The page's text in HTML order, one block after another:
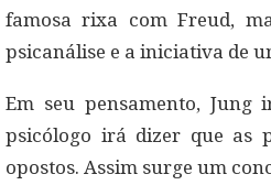
famosa rixa com Freud,
psicanálise e a iniciativa de
Em seu pensamento,
psicólogo irá dizer que as
opostos. Assim surge um